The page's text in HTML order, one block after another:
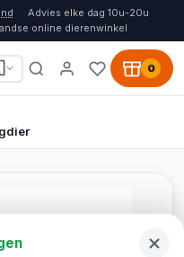
Advies elke dag 10u-20u
online dierenwinkel
0